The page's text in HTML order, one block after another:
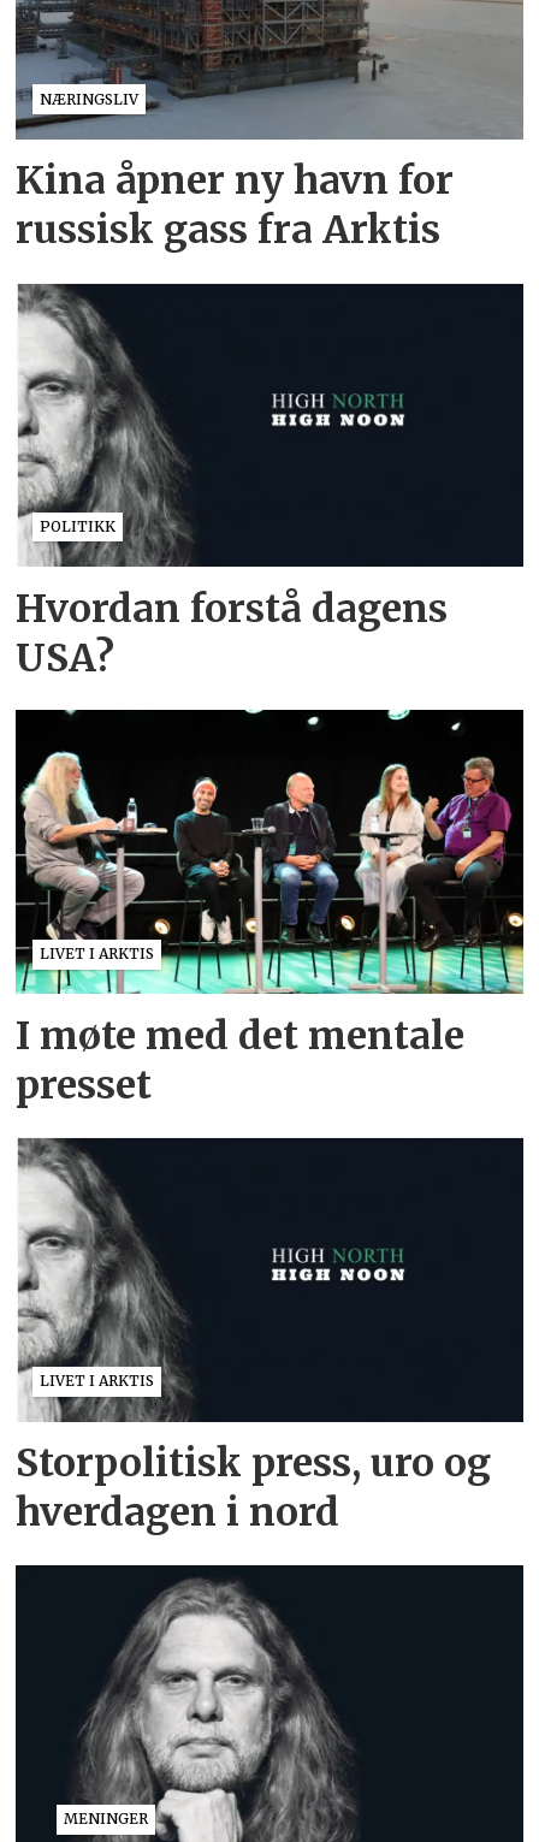
NÆRINGSLIV
Kina åpner ny havn for
russisk gass fra Arktis
POLITIKK
Hvordan forstå dagens
USA?
LIVET I ARKTIS
I møte med det mentale
presset
LIVET I ARKTIS
Storpolitisk press, uro og
hverdagen i nord
MENINGER